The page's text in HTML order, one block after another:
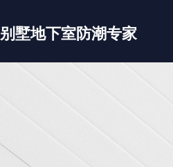
别墅地下室防潮专家